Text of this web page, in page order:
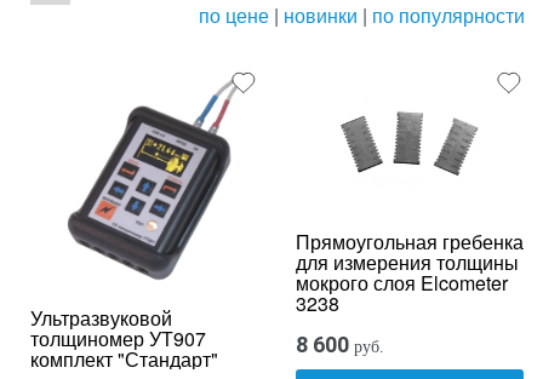
mse2_chunk_default
mse2_chunk_alternate
по цене | новинки | по популярности
Ультразвуковой
толщиномер УТ907
комплект "Стандарт"
Прямоугольная гребенка
для измерения толщины
мокрого слоя Elcometer
3238
8 600 руб.